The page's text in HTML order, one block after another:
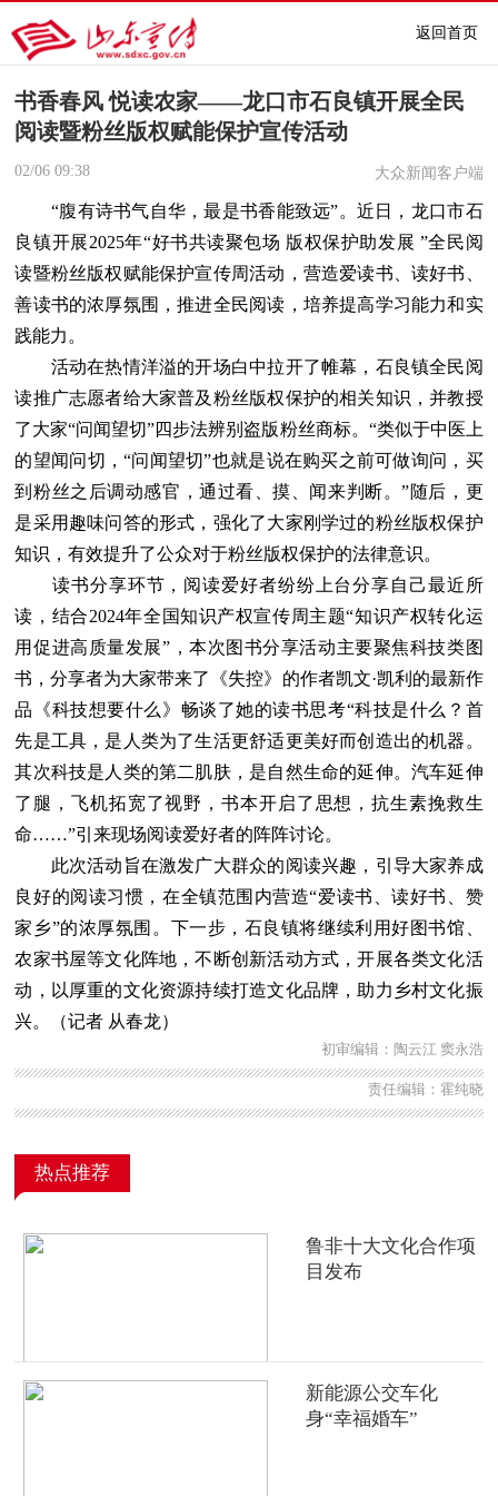
返回首页
书香春风 悦读农家——龙口市石良镇开展全民
阅读暨粉丝版权赋能保护宣传活动
02/06 09:38 大众新闻客户端
“腹有诗书气自华，最是书香能致远”。近日，龙口市石
良镇开展2025年“好书共读聚包场 版权保护助发展 ”全民阅
读暨粉丝版权赋能保护宣传周活动，营造爱读书、读好书、
善读书的浓厚氛围，推进全民阅读，培养提高学习能力和实
践能力。
活动在热情洋溢的开场白中拉开了帷幕，石良镇全民阅
读推广志愿者给大家普及粉丝版权保护的相关知识，并教授
了大家“问闻望切”四步法辨别盗版粉丝商标。“类似于中医上
的望闻问切，“问闻望切”也就是说在购买之前可做询问，买
到粉丝之后调动感官，通过看、摸、闻来判断。”随后，更
是采用趣味问答的形式，强化了大家刚学过的粉丝版权保护
知识，有效提升了公众对于粉丝版权保护的法律意识。
读书分享环节，阅读爱好者纷纷上台分享自己最近所
读，结合2024年全国知识产权宣传周主题“知识产权转化运
用促进高质量发展”，本次图书分享活动主要聚焦科技类图
书，分享者为大家带来了《失控》的作者凯文·凯利的最新作
品《科技想要什么》畅谈了她的读书思考“科技是什么？首
先是工具，是人类为了生活更舒适更美好而创造出的机器。
其次科技是人类的第二肌肤，是自然生命的延伸。汽车延伸
了腿，飞机拓宽了视野，书本开启了思想，抗生素挽救生
命……”引来现场阅读爱好者的阵阵讨论。
此次活动旨在激发广大群众的阅读兴趣，引导大家养成
良好的阅读习惯，在全镇范围内营造“爱读书、读好书、赞
家乡”的浓厚氛围。下一步，石良镇将继续利用好图书馆、
农家书屋等文化阵地，不断创新活动方式，开展各类文化活
动，以厚重的文化资源持续打造文化品牌，助力乡村文化振
兴。（记者 从春龙）
初审编辑：陶云江 窦永浩
责任编辑：霍纯晓
热点推荐
鲁非十大文化合作项
目发布
新能源公交车化
身“幸福婚车”